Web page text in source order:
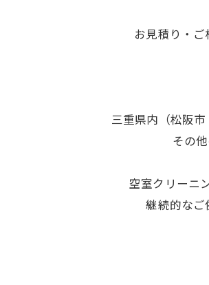
お見積り・
三重県内（松阪
その
空室クリーニ
継続的なご